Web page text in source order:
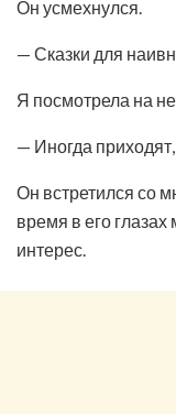
Он усмехнулся.
— Сказки для
Я посмотрела на
— Иногда приходят,
Он встретился со
время в его
интерес.